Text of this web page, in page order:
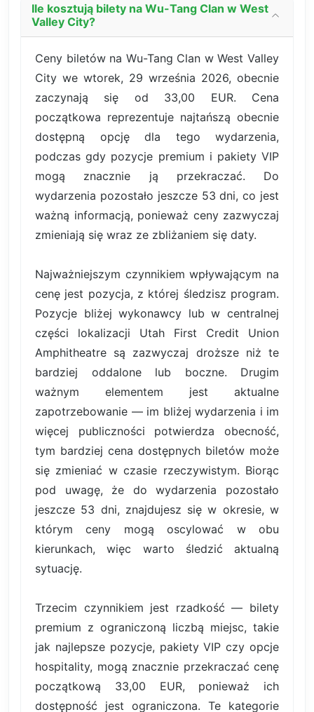
Ile kosztują bilety na Wu-Tang Clan w West
Valley City?
Ceny biletów na Wu-Tang Clan w West Valley
City we wtorek, 29 września 2026, obecnie
zaczynają się od 33,00 EUR. Cena
początkowa reprezentuje najtańszą obecnie
dostępną opcję dla tego wydarzenia,
podczas gdy pozycje premium i pakiety VIP
mogą znacznie ją przekraczać. Do
wydarzenia pozostało jeszcze 53 dni, co jest
ważną informacją, ponieważ ceny zazwyczaj
zmieniają się wraz ze zbliżaniem się daty.
Najważniejszym czynnikiem wpływającym na
cenę jest pozycja, z której śledzisz program.
Pozycje bliżej wykonawcy lub w centralnej
części lokalizacji Utah First Credit Union
Amphitheatre są zazwyczaj droższe niż te
bardziej oddalone lub boczne. Drugim
ważnym elementem jest aktualne
zapotrzebowanie — im bliżej wydarzenia i im
więcej publiczności potwierdza obecność,
tym bardziej cena dostępnych biletów może
się zmieniać w czasie rzeczywistym. Biorąc
pod uwagę, że do wydarzenia pozostało
jeszcze 53 dni, znajdujesz się w okresie, w
którym ceny mogą oscylować w obu
kierunkach, więc warto śledzić aktualną
sytuację.
Trzecim czynnikiem jest rzadkość — bilety
premium z ograniczoną liczbą miejsc, takie
jak najlepsze pozycje, pakiety VIP czy opcje
hospitality, mogą znacznie przekraczać cenę
początkową 33,00 EUR, ponieważ ich
dostępność jest ograniczona. Te kategorie